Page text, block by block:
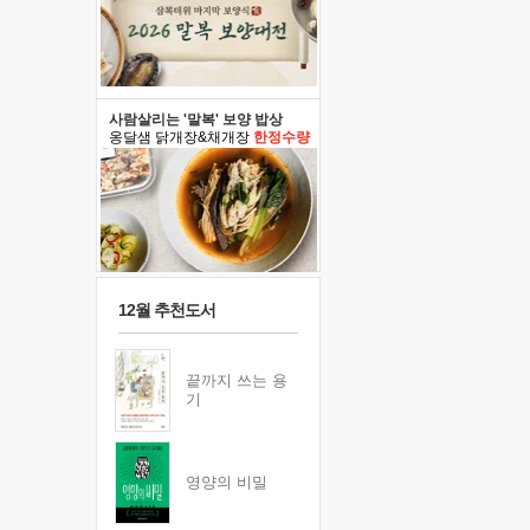
사람살리는 '말복' 보양 밥상
옹달샘 닭개장&채개장 한정수량
12월 추천도서
끝까지 쓰는 용
기
영양의 비밀